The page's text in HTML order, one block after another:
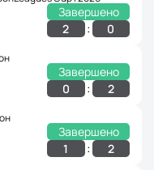
Завершено
2 : 0
Завершено
0 : 2
Завершено
1 : 2